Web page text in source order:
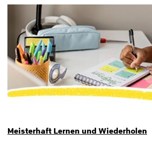
Meisterhaft Lernen und Wiederholen